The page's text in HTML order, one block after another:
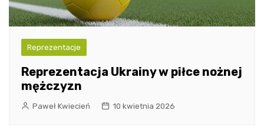
Reprezentacje
Reprezentacja Ukrainy w piłce nożnej
mężczyzn
Paweł Kwiecień 10 kwietnia 2026